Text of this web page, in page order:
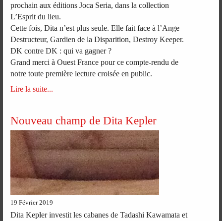
prochain aux éditions Joca Seria, dans la collection
L’Esprit du lieu.
Cette fois, Dita n’est plus seule. Elle fait face à l’Ange
Destructeur, Gardien de la Disparition, Destroy Keeper.
DK contre DK : qui va gagner ?
Grand merci à Ouest France pour ce compte-rendu de
notre toute première lecture croisée en public.
Lire la suite...
Nouveau champ de Dita Kepler
19 Février 2019
Dita Kepler investit les cabanes de Tadashi Kawamata et